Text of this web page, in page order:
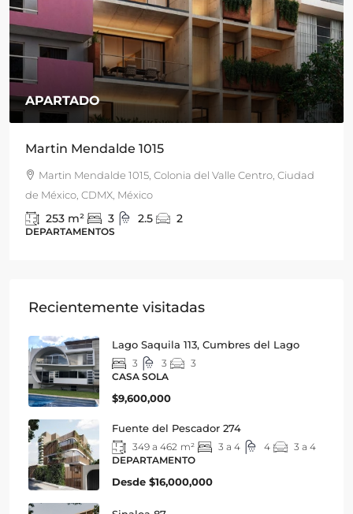
APARTADO
Martin Mendalde 1015
Martin Mendalde 1015, Colonia del Valle Centro, Ciudad
de México, CDMX, México
253 m² 3 2.5 2
DEPARTAMENTOS
Recientemente visitadas
Lago Saquila 113, Cumbres del Lago
3 3
3
CASA SOLA
$9,600,000
Fuente del Pescador 274
349 a 462 m² 3 a 4 4
3 a 4
DEPARTAMENTO
Desde $16,000,000